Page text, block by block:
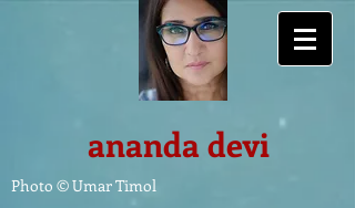
ananda devi
Photo © Umar Timol